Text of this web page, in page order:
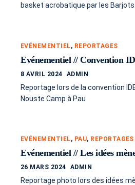
basket acrobatique par les
EVÉNEMENTIEL, REPORTAGES
Evénementiel // Convention
8 AVRIL 2024 ADMIN
Reportage lors de la convention
Nouste Camp à Pau
EVÉNEMENTIEL, PAU, REPORTAGES
Evénementiel // Les idées
26 MARS 2024 ADMIN
Reportage photo lors des idées